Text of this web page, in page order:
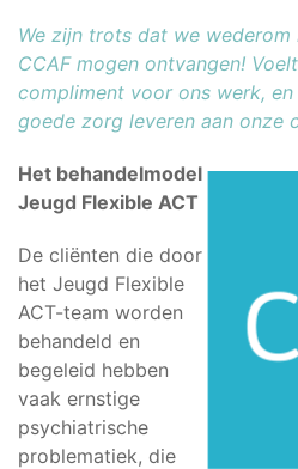
We zijn trots dat we
CCAF mogen ontvangen!
compliment voor ons werk,
goede zorg leveren aan onze
Het behandelmodel
Jeugd Flexible ACT
De cliënten die door
het Jeugd Flexible
ACT-team worden
behandeld en
begeleid hebben
vaak ernstige
psychiatrische
problematiek, die